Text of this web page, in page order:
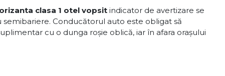
clasa 1 otel vopsit indicator de avertizare se
semibariere. Conducătorul auto este obligat să
cu o dunga roşie oblică, iar în afara oraşului